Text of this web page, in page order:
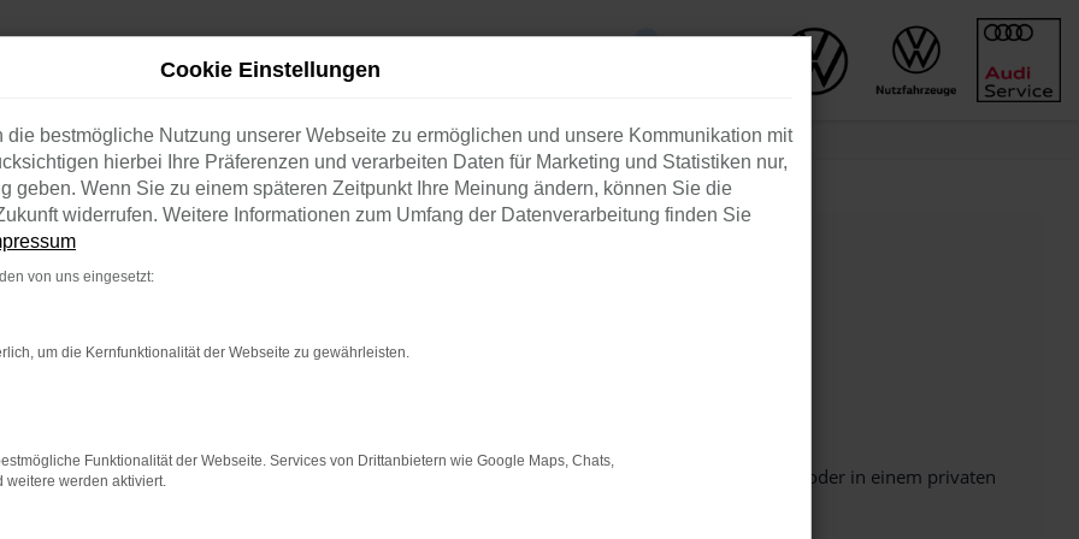
ERROR
das Laden bestimmter Seiten verhindern. Funktioniert die Seite in einem anderen Browser oder in einem privaten
Cookie Einstellungen
die bestmögliche Nutzung unserer Webseite zu ermöglichen und unsere Kommunikation mit
hierbei Ihre Präferenzen und verarbeiten Daten für Marketing und Statistiken nur,
geben. Wenn Sie zu einem späteren Zeitpunkt Ihre Meinung ändern, können Sie die
widerrufen. Weitere Informationen zum Umfang der Datenverarbeitung finden Sie
von uns eingesetzt:
um die Kernfunktionalität der Webseite zu gewährleisten.
Funktionalität der Webseite. Services von Drittanbietern wie Google Maps, Chats,
weitere werden aktiviert.